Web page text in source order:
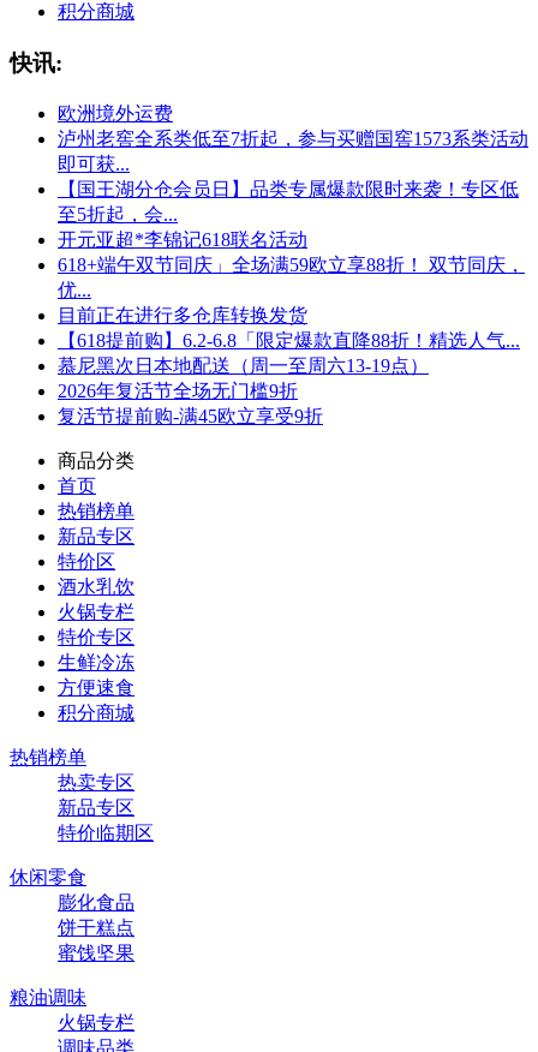
积分商城
快讯:
欧洲境外运费
泸州老窖全系类低至7折起，参与买赠国窖1573系类活动
即可获...
【国王湖分仓会员日】品类专属爆款限时来袭！专区低
至5折起，会...
开元亚超*李锦记618联名活动
618+端午双节同庆」全场满59欧立享88折！ 双节同庆，
优...
目前正在进行多仓库转换发货
【618提前购】6.2-6.8「限定爆款直降88折！精选人气...
慕尼黑次日本地配送（周一至周六13-19点）
2026年复活节全场无门槛9折
复活节提前购-满45欧立享受9折
商品分类
首页
热销榜单
新品专区
特价区
酒水乳饮
火锅专栏
特价专区
生鲜冷冻
方便速食
积分商城
热销榜单
热卖专区
新品专区
特价临期区
休闲零食
膨化食品
饼干糕点
蜜饯坚果
粮油调味
火锅专栏
调味品类